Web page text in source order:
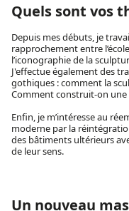
Quels sont vos
Depuis mes débuts, je
rapprochement entre
l’iconographie de la
J'effectue également des
gothiques : comment la
Comment construit-on une
Enfin, je m’intéresse au
moderne par la
des bâtiments ultérieurs
de leur sens.
Un nouveau